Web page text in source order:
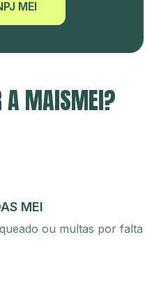
MEI
A MAISMEI?
MEI
ou multas por falta